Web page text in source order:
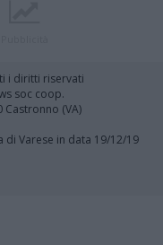
i diritti riservati
soc coop.
Castronno (VA)
Varese in data 19/12/19